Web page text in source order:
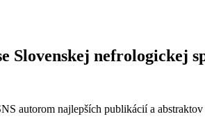
Slovenskej nefrologickej
autorom najlepších publikácií a